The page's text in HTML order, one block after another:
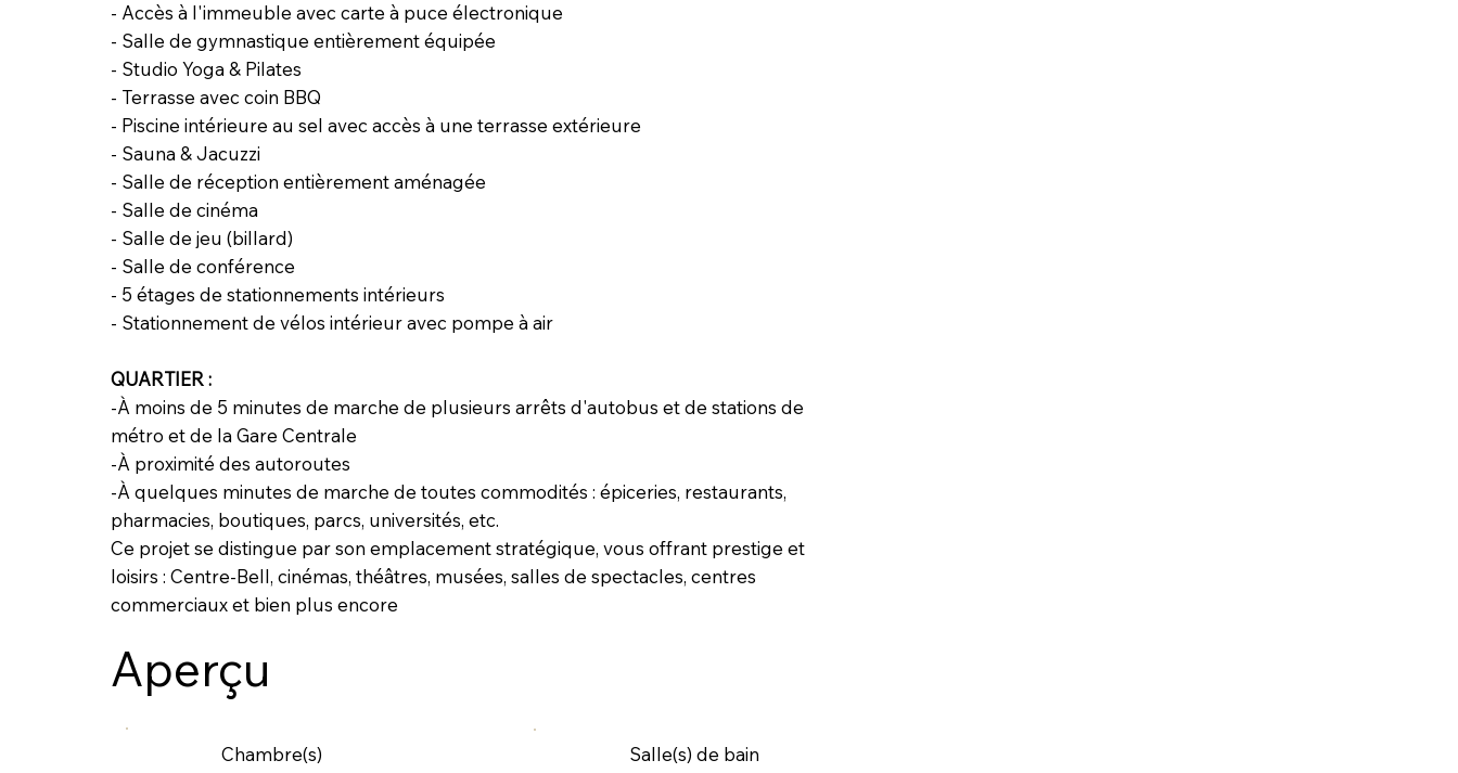
- Accès à l'immeuble avec carte à puce électronique
- Salle de gymnastique entièrement équipée
- Studio Yoga & Pilates
- Terrasse avec coin BBQ
- Piscine intérieure au sel avec accès à une terrasse extérieure
- Sauna & Jacuzzi
- Salle de réception entièrement aménagée
- Salle de cinéma
- Salle de jeu (billard)
- Salle de conférence
- 5 étages de stationnements intérieurs
- Stationnement de vélos intérieur avec pompe à air
QUARTIER :
-À moins de 5 minutes de marche de plusieurs arrêts d'autobus et de stations de
métro et de la Gare Centrale
-À proximité des autoroutes
-À quelques minutes de marche de toutes commodités : épiceries, restaurants,
pharmacies, boutiques, parcs, universités, etc.
Ce projet se distingue par son emplacement stratégique, vous offrant prestige et
loisirs : Centre-Bell, cinémas, théâtres, musées, salles de spectacles, centres
commerciaux et bien plus encore
Aperçu
Chambre(s)
Salle(s) de bain